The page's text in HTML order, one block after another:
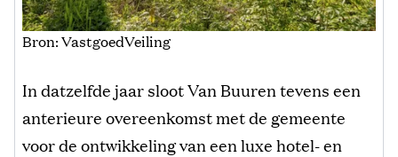
Bron: VastgoedVeiling
In datzelfde jaar sloot Van Buuren tevens een
anterieure overeenkomst met de gemeente
voor de ontwikkeling van een luxe hotel- en